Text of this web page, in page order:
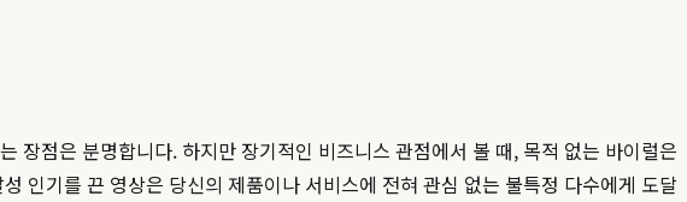
장점은 분명합니다. 하지만 장기적인 비즈니스 관점에서 볼 때, 목적 없는 바이럴은
인기를 끈 영상은 당신의 제품이나 서비스에 전혀 관심 없는 불특정 다수에게 도달